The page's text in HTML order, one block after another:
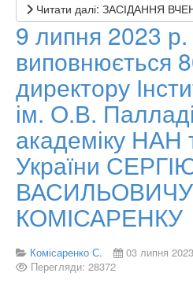
Читати далі: ЗАСІДАННЯ
9 липня 2023 р.
виповнюється
директору
ім. О.В.
академіку
України
ВАСИЛЬОВИЧУ
КОМІСАРЕНКУ
Комісаренко С.
03 липня 2023
Перегляди: 28372